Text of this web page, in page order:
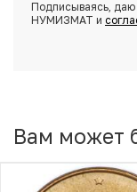
Подписываясь, даю
НУМИЗМАТ и
Вам может